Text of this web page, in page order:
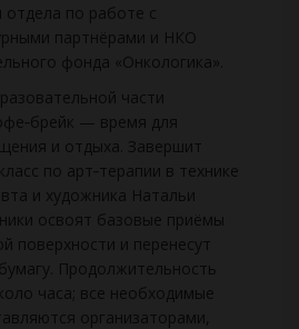
отдела по работе с
партнёрами и НКО
фонда «Онкологика».
части
— время для
и отдыха. Завершит
по арт‑терапии в технике
и художника Натальи
освоят базовые приёмы
поверхности и перенесут
Продолжительность
часа; все необходимые
организаторами,